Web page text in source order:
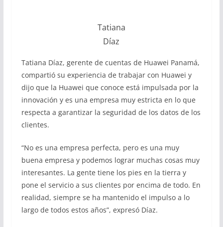
Tatiana
Díaz
Tatiana Díaz, gerente de cuentas de Huawei Panamá,
compartió su experiencia de trabajar con Huawei y
dijo que la Huawei que conoce está impulsada por la
innovación y es una empresa muy estricta en lo que
respecta a garantizar la seguridad de los datos de los
clientes.
“No es una empresa perfecta, pero es una muy
buena empresa y podemos lograr muchas cosas muy
interesantes. La gente tiene los pies en la tierra y
pone el servicio a sus clientes por encima de todo. En
realidad, siempre se ha mantenido el impulso a lo
largo de todos estos años”, expresó Díaz.